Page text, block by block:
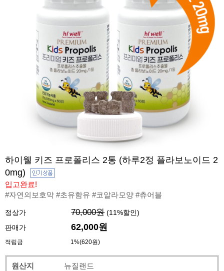
하이웰 키즈 프로폴리스 2통 (하루2정 플라보노이드 2
0mg)
입고완료!
#자연의보호막 #초유함유 #코알라모양 #츄어블
정상가 70,000원 (11%할인)
판매가
62,000원
적립금 1%(620원)
원산지
뉴질랜드